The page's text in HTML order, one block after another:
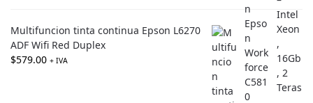
Multifuncion tinta continua Epson L6270
ADF Wifi Red Duplex
$579.00 + IVA